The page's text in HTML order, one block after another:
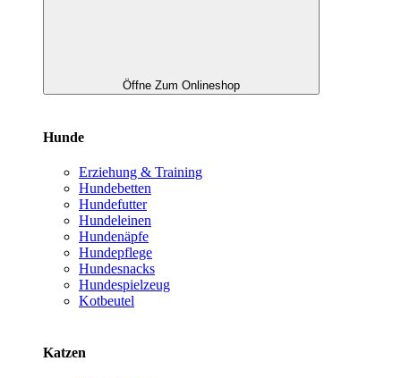
Öffne Zum Onlineshop
Hunde
Erziehung & Training
Hundebetten
Hundefutter
Hundeleinen
Hundenäpfe
Hundepflege
Hundesnacks
Hundespielzeug
Kotbeutel
Katzen